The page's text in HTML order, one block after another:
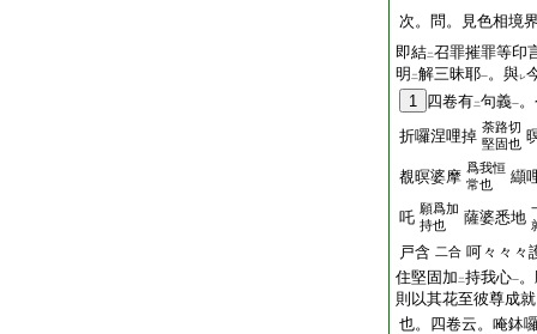
次。問。見色相境
即結二召罪摧罪等印
明 二解三昧耶一。與レ
1 四卷有二句義一
折囉涅哩掉 荼路切
堅固也
覩暝婆摩 爲我恒
常也
纈
吒 願爲加
持也
薩婆悉地
戸含 二合 呵々々々
住堅固加 二持我心一
則以其花至彼尊成
也。四卷云。唵鉢